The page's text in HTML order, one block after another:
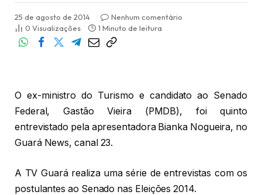
25 de agosto de 2014
Nenhum comentário
0 Visualizações 1 Minuto de leitura
O ex-ministro do Turismo e candidato ao Senado
Federal, Gastão Vieira (PMDB), foi quinto
entrevistado pela apresentadora Bianka Nogueira, no
Guará News, canal 23.
A TV Guará realiza uma série de entrevistas com os
postulantes ao Senado nas Eleições 2014.